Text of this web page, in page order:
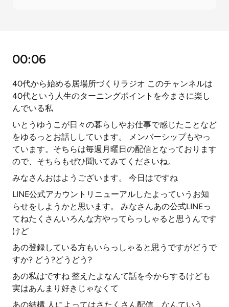
00:06
40代から始める居場所づくりラジオ このチャンネルは
40代という人生のターニングポイントを今まさに楽し
んでいる私
いとうゆうこが日々の暮らしやお仕事で感じたことなど
をゆるっとお話ししています。 メンバーシップもやっ
ています。そちらは毎週月曜日の配信となっております
ので、そちらもぜひ聞いてみてくださいね。
みなさんおはようございます。 今日はですね
LINE公式アカウントリニューアルしたよっていうお知
らせをしようかと思います。 みなさんあの公式LINEっ
てねたくさんいろんな方やってらっしゃると思うんです
けど
あの登録している方もいらっしゃると思うですがどうで
すか? どう?どうどう?
あの私はですね 整えたよなんて話を今からするけども
実はあんまり好きじゃなくて
あの結構 人によってはさたくさん配信、なんていう